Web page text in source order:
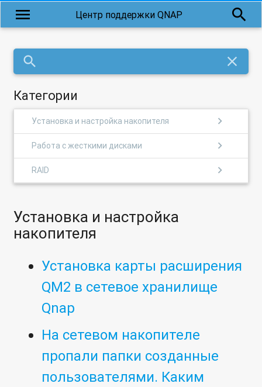
menu Центр поддержки QNAP search
search close
Категории
Установка и настройка накопителя chevron_right
Работа с жесткими дисками chevron_right
RAID chevron_right
Установка и настройка
накопителя
Установка карты расширения
QM2 в сетевое хранилище
Qnap
На сетевом накопителе
пропали папки созданные
пользователями. Каким